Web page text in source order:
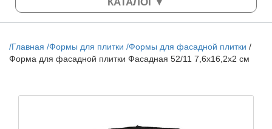
/Главная /Формы для плитки /Формы для фасадной плитки /
Форма для фасадной плитки Фасадная 52/11 7,6х16,2х2 см